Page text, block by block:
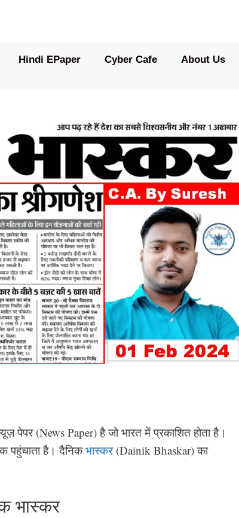
Hindi EPaper Cyber Cafe About Us
पेपर (News Paper) है जो भारत में प्रकाशित होता है।
पहुंचाता है। दैनिकभास्कर(Dainik Bhaskar) का
भास्कर